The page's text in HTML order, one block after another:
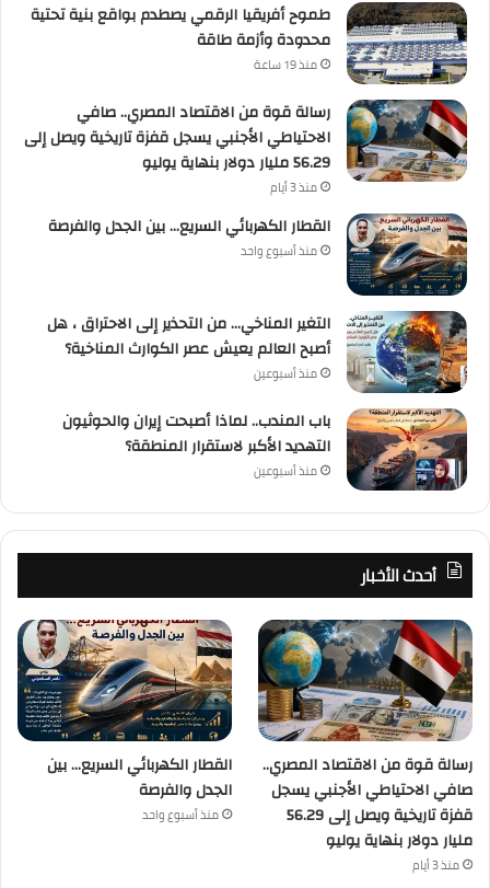
طموح أفريقيا الرقمي يصطدم بواقع بنية تحتية
محدودة وأزمة طاقة
منذ 19 ساعة
رسالة قوة من الاقتصاد المصري.. صافي
الاحتياطي الأجنبي يسجل قفزة تاريخية ويصل إلى
56.29 مليار دولار بنهاية يوليو
منذ 3 أيام
القطار الكهربائي السريع… بين الجدل والفرصة
منذ أسبوع واحد
التغير المناخي… من التحذير إلى الاحتراق ، هل
أصبح العالم يعيش عصر الكوارث المناخية؟
منذ أسبوعين
باب المندب.. لماذا أصبحت إيران والحوثيون
التهديد الأكبر لاستقرار المنطقة؟
منذ أسبوعين
أحدث الأخبار
رسالة قوة من الاقتصاد المصري..
صافي الاحتياطي الأجنبي يسجل
قفزة تاريخية ويصل إلى 56.29
مليار دولار بنهاية يوليو
منذ 3 أيام
القطار الكهربائي السريع… بين
الجدل والفرصة
منذ أسبوع واحد